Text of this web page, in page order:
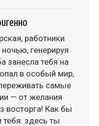
работники
генерируя
занесла тебя на
в особый мир,
самые
— от желания
восторга! Как бы
здесь ты